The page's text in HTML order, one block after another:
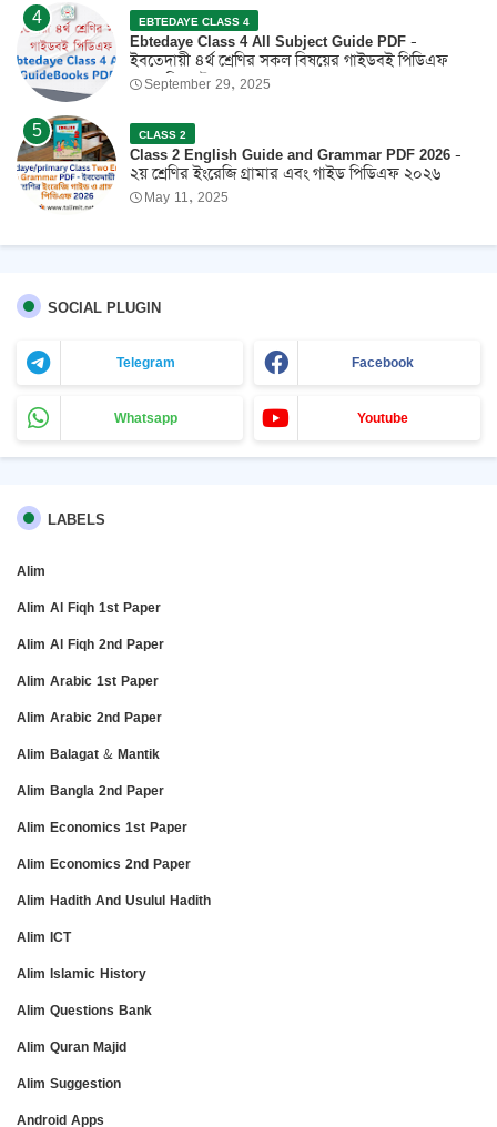
EBTEDAYE CLASS 4
Ebtedaye Class 4 All Subject Guide PDF -
ইবতেদায়ী ৪র্থ শ্রেণির সকল বিষয়ের গাইডবই পিডিএফ
2026 ফ্রি ডাউনলোড
September 29, 2025
CLASS 2
Class 2 English Guide and Grammar PDF 2026 -
২য় শ্রেণির ইংরেজি গ্রামার এবং গাইড পিডিএফ ২০২৬
May 11, 2025
SOCIAL PLUGIN
Telegram Facebook
Whatsapp Youtube
LABELS
Alim
Alim Al Fiqh 1st Paper
Alim Al Fiqh 2nd Paper
Alim Arabic 1st Paper
Alim Arabic 2nd Paper
Alim Balagat & Mantik
Alim Bangla 2nd Paper
Alim Economics 1st Paper
Alim Economics 2nd Paper
Alim Hadith And Usulul Hadith
Alim ICT
Alim Islamic History
Alim Questions Bank
Alim Quran Majid
Alim Suggestion
Android Apps